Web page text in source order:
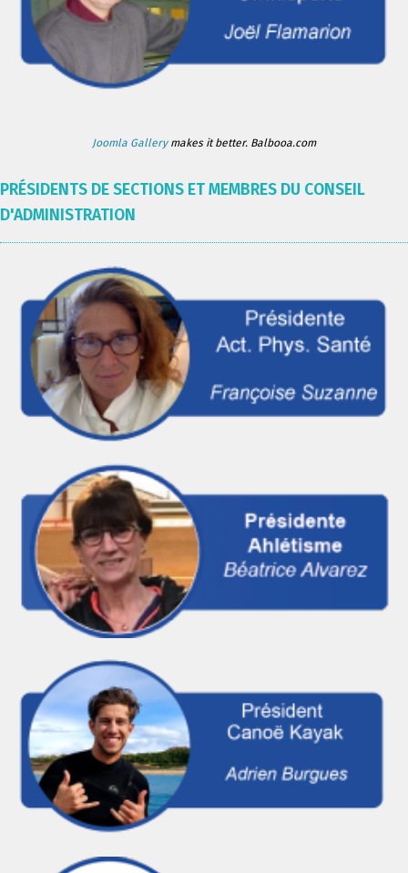
Joomla Gallerymakes it better. Balbooa.com
PRÉSIDENTS DE SECTIONS ET MEMBRES DU CONSEIL
D'ADMINISTRATION